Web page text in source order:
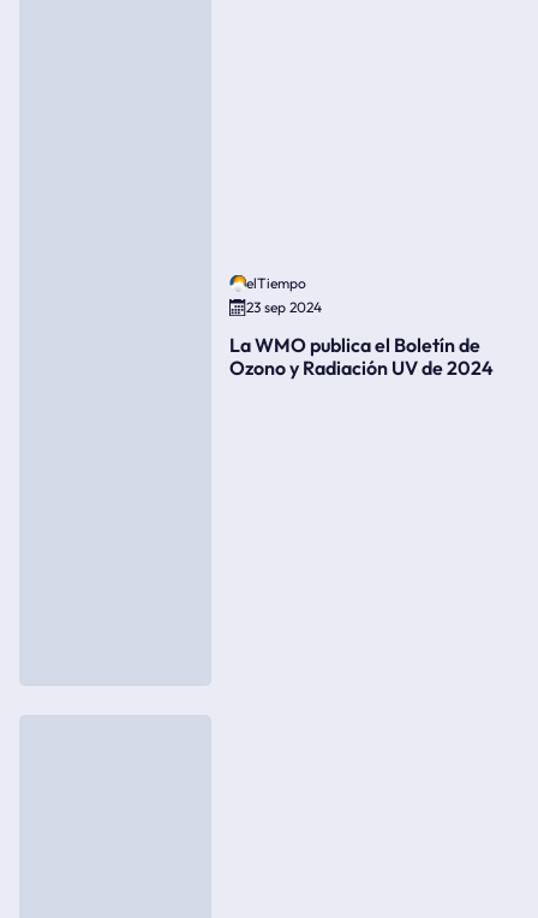
elTiempo
23 sep 2024
La WMO publica el Boletín de
Ozono y Radiación UV de 2024